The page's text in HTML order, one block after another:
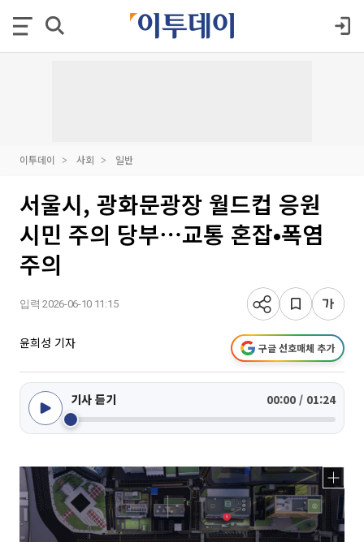
이투데이 사회 일반
서울시, 광화문광장 월드컵 응원
시민 주의 당부⋯교통 혼잡•폭염
주의
입력 2026-06-10 11:15
윤희성 기자 구글 선호매체 추가
기사 듣기 00:00 / 01:24